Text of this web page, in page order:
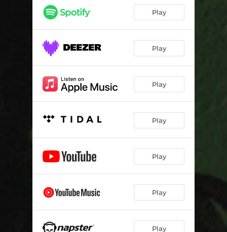
Átimo 03:02
Afrodite
Toda Musa 03:41
La Vie en Rose
03:21
02:15
04:52
Mulher É Bruxa 02:30
De Repente 03:46
Toda Sorte 03:39
Play
Play
Play
Play
Play
Play
Play